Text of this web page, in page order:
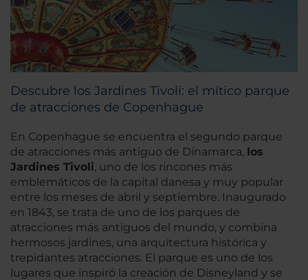
Descubre los Jardines Tivoli: el mítico parque
de atracciones de Copenhague
En Copenhague se encuentra el segundo parque
de atracciones más antiguo de Dinamarca, los
Jardines Tivoli, uno de los rincones más
emblemáticos de la capital danesa y muy popular
entre los meses de abril y septiembre. Inaugurado
en 1843, se trata de uno de los parques de
atracciones más antiguos del mundo, y combina
hermosos jardines, una arquitectura histórica y
trepidantes atracciones. El parque es uno de los
lugares que inspiró la creación de Disneyland y se